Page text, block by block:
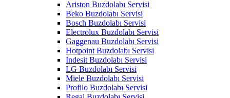
Ariston Buzdolabı Servisi
Beko Buzdolabı Servisi
Bosch Buzdolabı Servisi
Electrolux Buzdolabı Servisi
Gaggenau Buzdolabı Servisi
Hotpoint Buzdolabı Servisi
İndesit Buzdolabı Servisi
LG Buzdolabı Servisi
Miele Buzdolabı Servisi
Profilo Buzdolabı Servisi